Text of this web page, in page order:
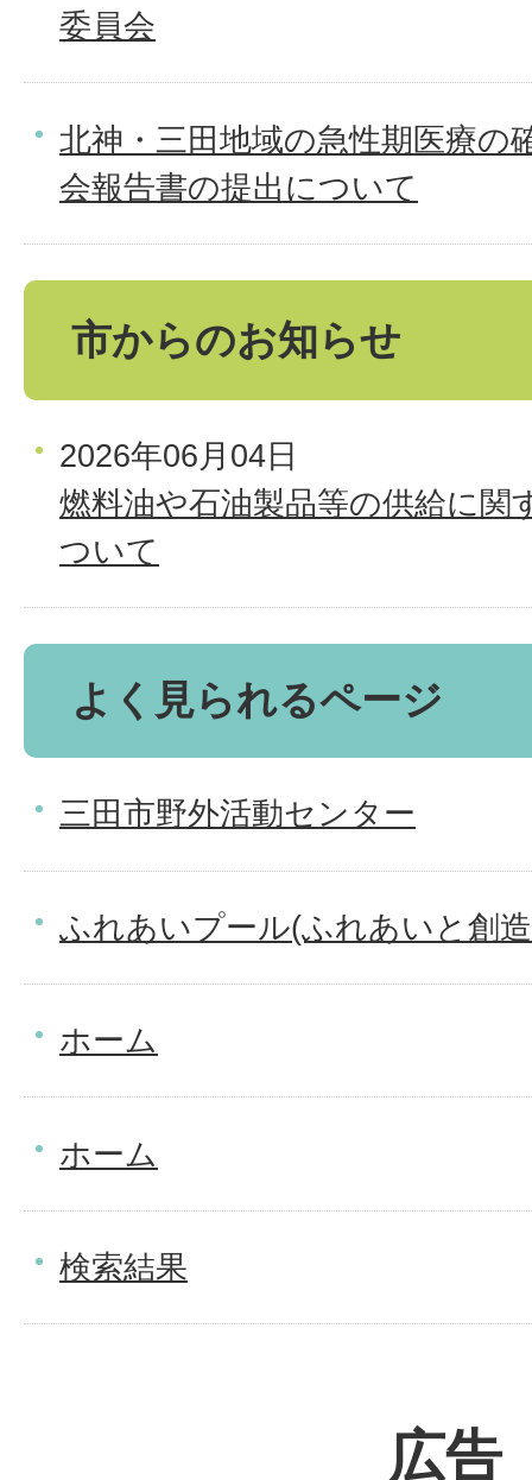
委員会
北神・三田地域の急性期医療の
会報告書の提出について
市からのお知らせ
2026年06月04日
燃料油や石油製品等の供給に関
ついて
よく見られるページ
三田市野外活動センター
ふれあいプール(ふれあいと創
ホーム
ホーム
検索結果
広告